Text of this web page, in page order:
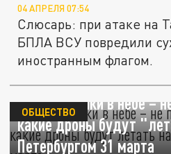
04 АПРЕЛЯ 07:54
Слюсарь: при атаке на
БПЛА ВСУ повредили
иностранным флагом.
Беспилотники в небе –
какие дроны будут
Петербургом 31 марта
ОБЩЕСТВО